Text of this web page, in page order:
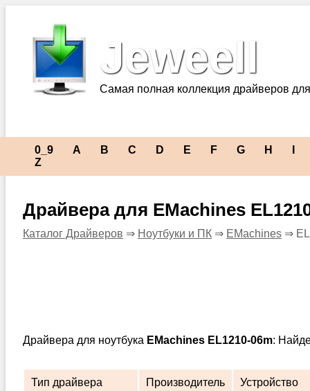
Jeweell
Самая полная коллекция драйверов
0_9 A B C D E F G H
Z
Драйвера для EMachines
Каталог Драйверов ⇒ Ноутбуки и ПК ⇒ EMachines ⇒
Драйвера для ноутбука EMachines EL1210-06m:
Тип драйвера Производитель Устройство